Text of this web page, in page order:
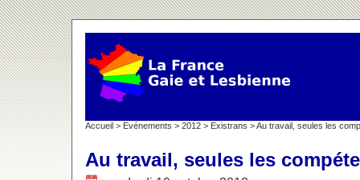
Accueil > Evénements > 2012 > Existrans > Au travail, seules les
Au travail, seules les